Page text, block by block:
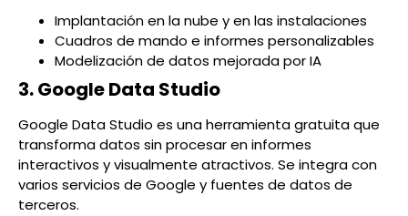
Implantación en la nube y en las instalaciones
Cuadros de mando e informes personalizables
Modelización de datos mejorada por IA
3. Google Data Studio
Google Data Studio es una herramienta gratuita que
transforma datos sin procesar en informes
interactivos y visualmente atractivos. Se integra con
varios servicios de Google y fuentes de datos de
terceros.